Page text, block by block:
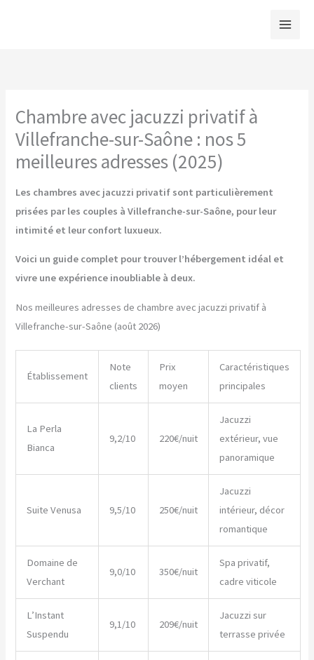
Chambre avec jacuzzi privatif à
Villefranche-sur-Saône : nos 5
meilleures adresses (2025)
Les chambres avec jacuzzi privatif sont particulièrement
prisées par les couples à Villefranche-sur-Saône, pour leur
intimité et leur confort luxueux.
Voici un guide complet pour trouver l’hébergement idéal et
vivre une expérience inoubliable à deux.
Nos meilleures adresses de chambre avec jacuzzi privatif à
Villefranche-sur-Saône (août 2026)
Établissement
Note
clients
Prix
moyen
Caractéristiques
principales
La Perla
Bianca
9,2/10 220€/nuit
Jacuzzi
extérieur, vue
panoramique
Suite Venusa 9,5/10 250€/nuit
Jacuzzi
intérieur, décor
romantique
Domaine de
Verchant
9,0/10 350€/nuit
Spa privatif,
cadre viticole
L’Instant
Suspendu
9,1/10 209€/nuit
Jacuzzi sur
terrasse privée